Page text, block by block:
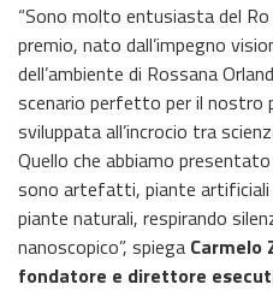
“Sono molto entusiasta del
premio, nato dall’impegno
dell’ambiente di Rossana
scenario perfetto per il nostro
sviluppata all’incrocio tra
Quello che abbiamo
sono artefatti, piante artificiali
piante naturali, respirando
nanoscopico”, spiega Carmelo
fondatore e direttore